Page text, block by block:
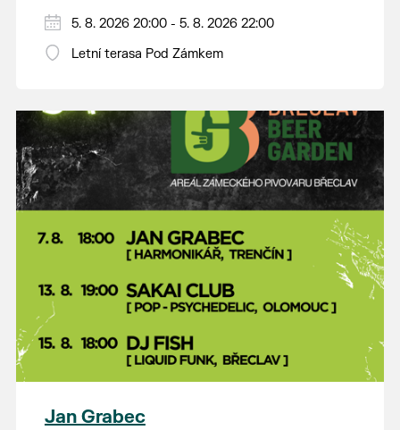
5. 8. 2026 20:00 - 5. 8. 2026 22:00
Letní terasa Pod Zámkem
Jan Grabec